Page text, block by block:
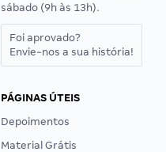
sábado (9h às 13h).
Foi aprovado?
Envie-nos a sua história!
PÁGINAS ÚTEIS
Depoimentos
Material Grátis